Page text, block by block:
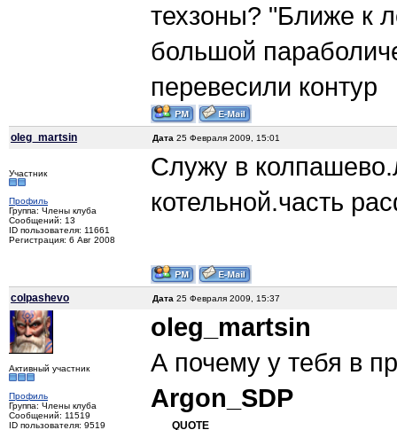
техзоны? "Ближе к
большой
перевесили контур
oleg_martsin Дата 25 Февраля 2009, 15:01
Участник
Профиль
Группа: Члены клуба
Сообщений: 13
ID пользователя: 11661
Регистрация: 6 Авг 2008
Служу в
котельной.часть
colpashevo Дата 25 Февраля 2009, 15:37
Активный участник
Профиль
Группа: Члены клуба
Сообщений: 11519
ID пользователя: 9519
oleg_martsin
А почему у тебя в
Argon_SDP
QUOTE